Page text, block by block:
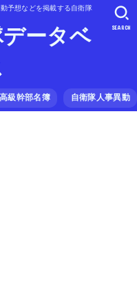
予想などを掲載する自衛隊
データベ
級幹部名簿 自衛隊人事異動
SEARCH